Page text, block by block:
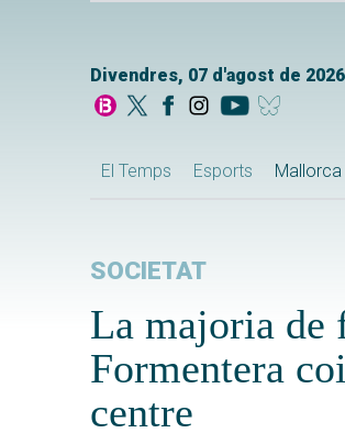
Divendres, 07 d'agost de 2026
El Temps Esports Mallorca
SOCIETAT
La majoria de
Formentera
centre